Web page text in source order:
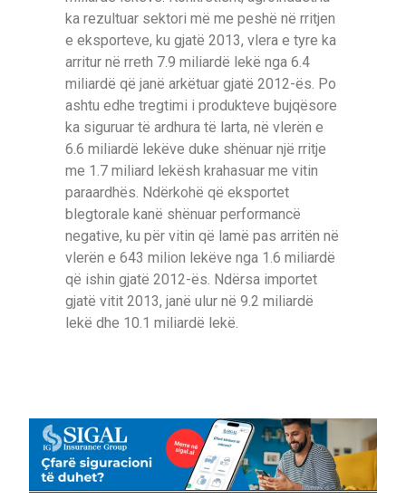
ka rezultuar sektori më me peshë në rritjen
e eksporteve, ku gjatë 2013, vlera e tyre ka
arritur në rreth 7.9 miliardë lekë nga 6.4
miliardë që janë arkëtuar gjatë 2012-ës. Po
ashtu edhe tregtimi i produkteve bujqësore
ka siguruar të ardhura të larta, në vlerën e
6.6 miliardë lekëve duke shënuar një rritje
me 1.7 miliard lekësh krahasuar me vitin
paraardhës. Ndërkohë që eksportet
blegtorale kanë shënuar performancë
negative, ku për vitin që lamë pas arritën në
vlerën e 643 milion lekëve nga 1.6 miliardë
që ishin gjatë 2012-ës. Ndërsa importet
gjatë vitit 2013, janë ulur në 9.2 miliardë
lekë dhe 10.1 miliardë lekë.